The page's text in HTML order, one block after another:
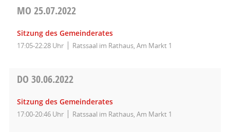
MO 25.07.2022
Sitzung des Gemeinderates
17:05-22:28 Uhr Ratssaal im Rathaus, Am Markt 1
DO 30.06.2022
Sitzung des Gemeinderates
17:00-20:46 Uhr Ratssaal im Rathaus, Am Markt 1